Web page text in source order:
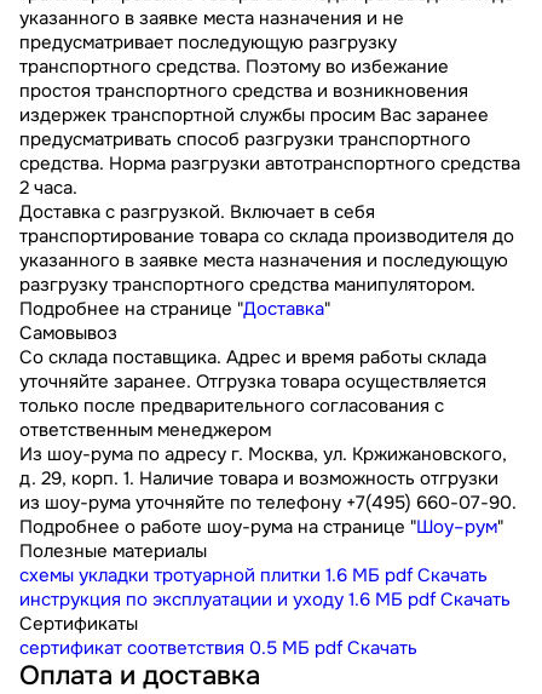
указанного в заявке места назначения и не
предусматривает последующую разгрузку
транспортного средства. Поэтому во избежание
простоя транспортного средства и возникновения
издержек транспортной службы просим Вас заранее
предусматривать способ разгрузки транспортного
средства. Норма разгрузки автотранспортного средства
2 часа.
Доставка с разгрузкой. Включает в себя
транспортирование товара со склада производителя до
указанного в заявке места назначения и последующую
разгрузку транспортного средства манипулятором.
Подробнее на странице "Доставка"
Самовывоз
Со склада поставщика. Адрес и время работы склада
уточняйте заранее. Отгрузка товара осуществляется
только после предварительного согласования с
ответственным менеджером
Из шоу-рума по адресу г. Москва, ул. Кржижановского,
д. 29, корп. 1. Наличие товара и возможность отгрузки
из шоу-рума уточняйте по телефону +7(495) 660-07-90.
Подробнее о работе шоу-рума на странице "Шоу–рум"
Полезные материалы
схемы укладки тротуарной плитки 1.6 МБ pdf Скачать
инструкция по эксплуатации и уходу 1.6 МБ pdf Скачать
Сертификаты
сертификат соответствия 0.5 МБ pdf Скачать
Оплата и доставка